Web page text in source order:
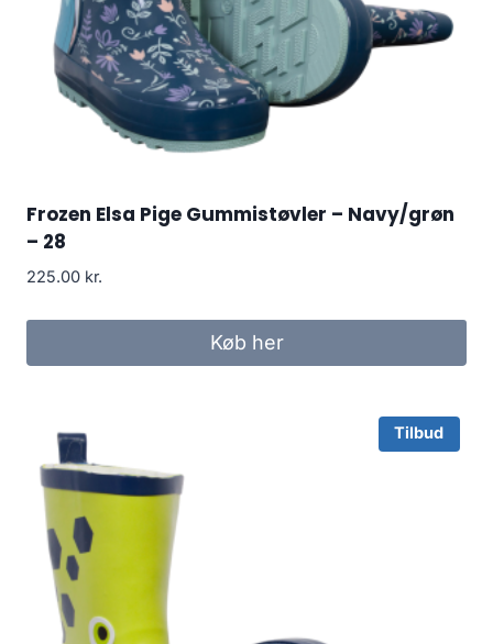
Frozen Elsa Pige Gummistøvler – Navy/grøn
– 28
225.00 kr.
Køb her
Tilbud